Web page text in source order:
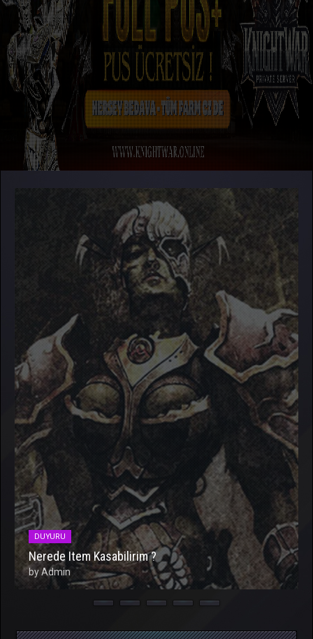
DUYURU
Nerede Item Kasabilirim ?
by Admin